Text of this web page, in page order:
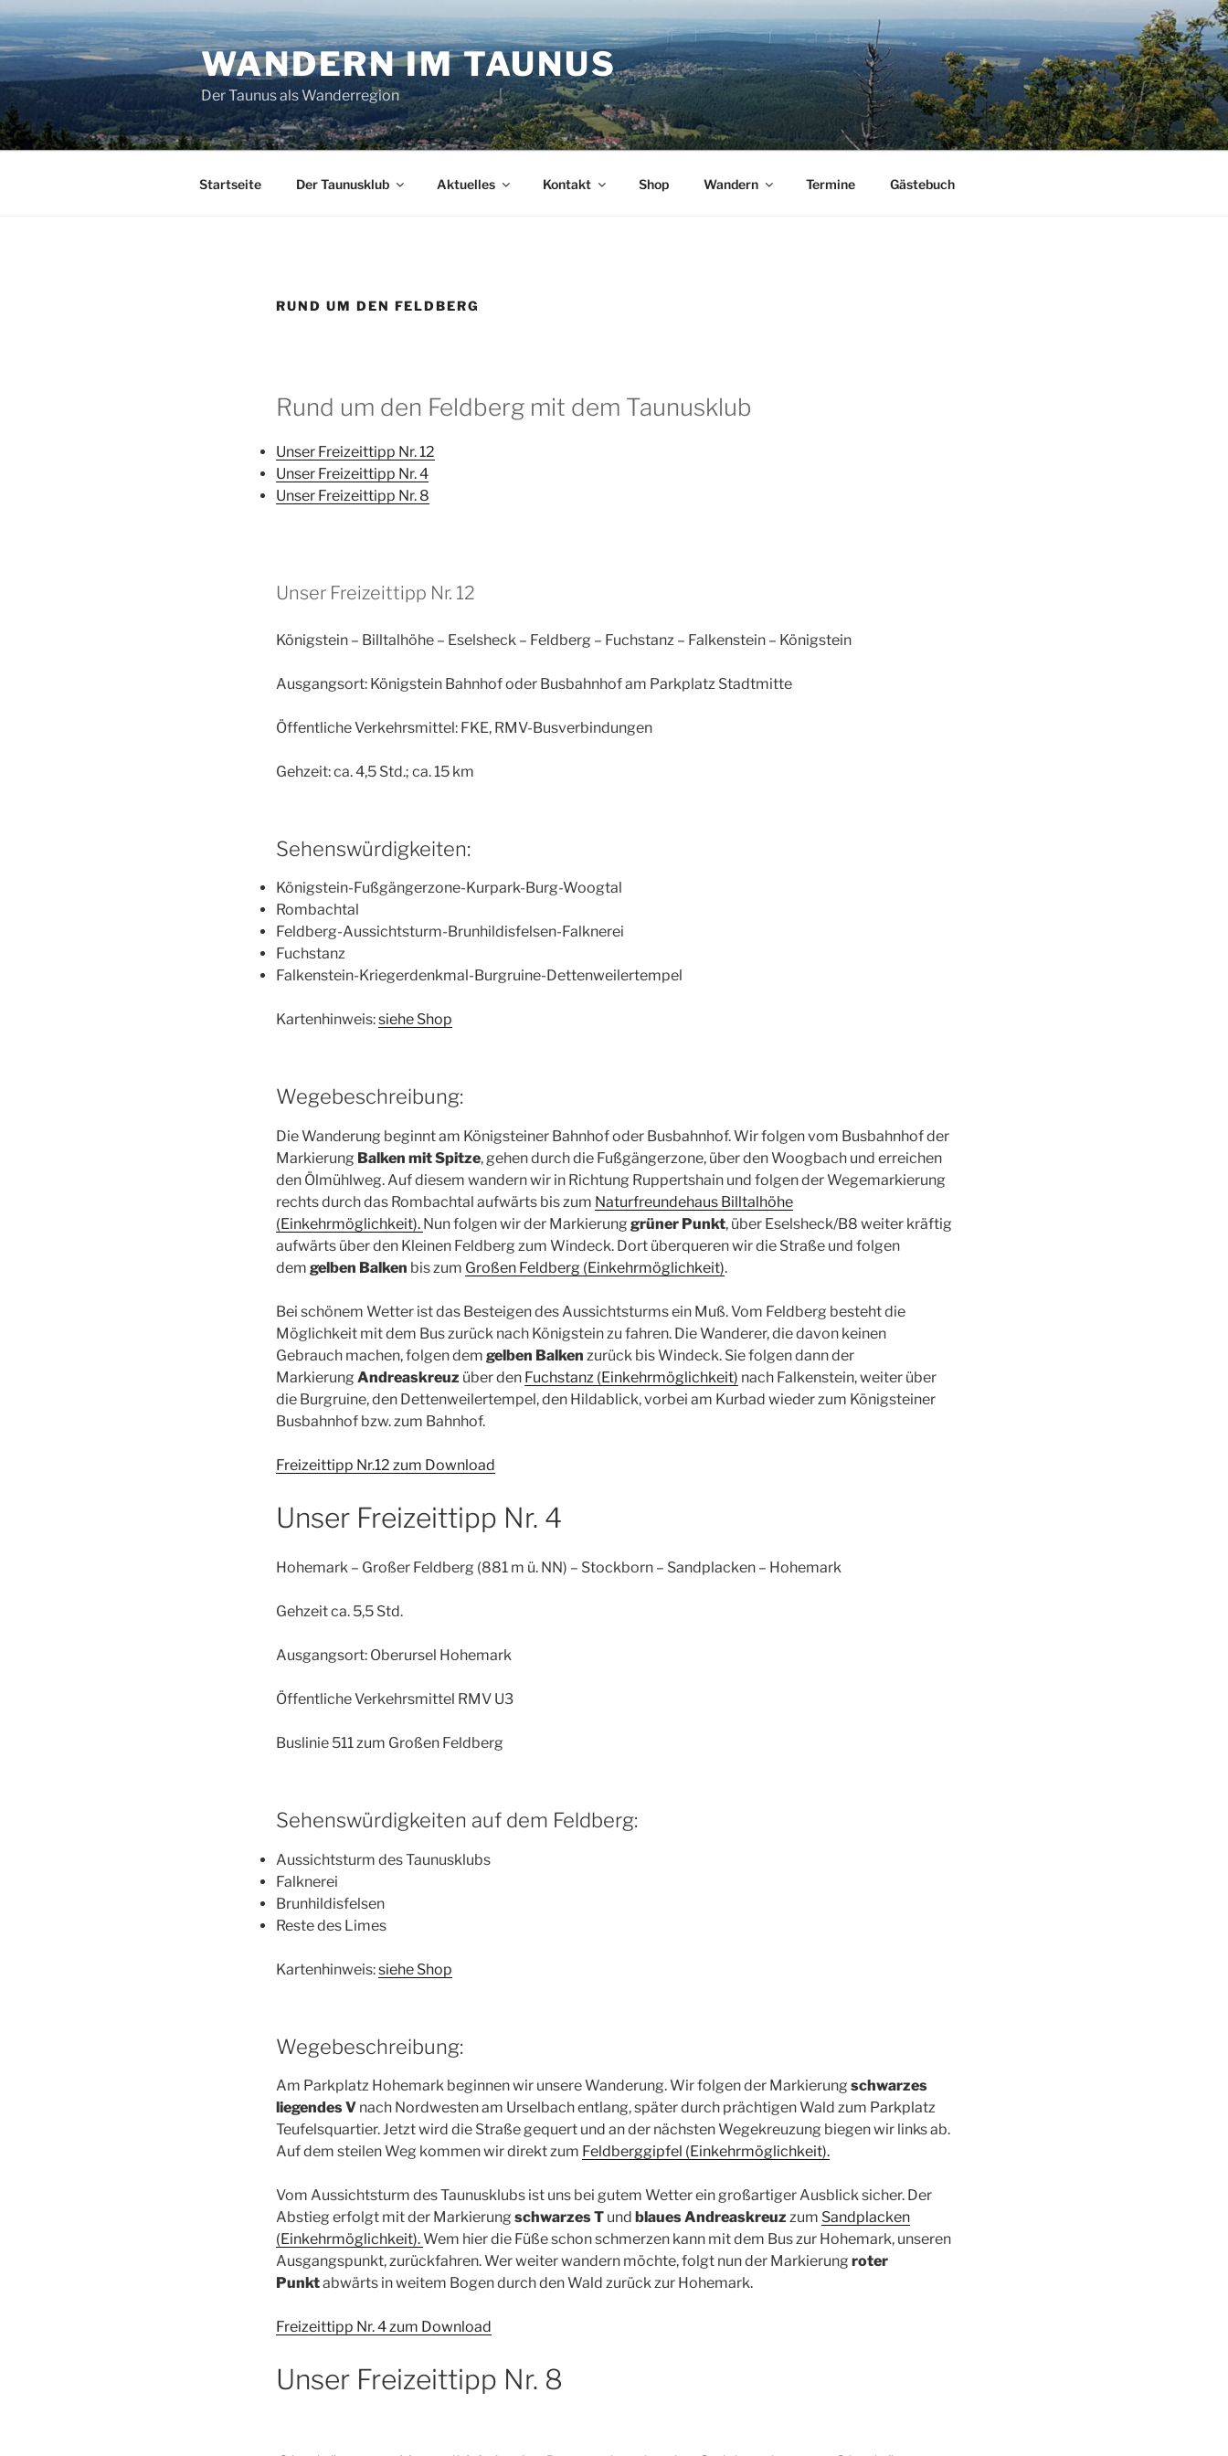
Zum
Inhalt
springen
WANDERN IM TAUNUS
Der Taunus als Wanderregion
Startseite Der Taunusklub Aktuelles Kontakt Shop Wandern Termine Gästebuch
RUND UM DEN FELDBERG
Rund um den Feldberg mit dem Taunusklub
Unser Freizeittipp Nr. 12
Unser Freizeittipp Nr. 4
Unser Freizeittipp Nr. 8
Unser Freizeittipp Nr. 12
Königstein – Billtalhöhe – Eselsheck – Feldberg – Fuchstanz – Falkenstein – Königstein
Ausgangsort: Königstein Bahnhof oder Busbahnhof am Parkplatz Stadtmitte
Öffentliche Verkehrsmittel: FKE, RMV-Busverbindungen
Gehzeit: ca. 4,5 Std.; ca. 15 km
Sehenswürdigkeiten:
Königstein-Fußgängerzone-Kurpark-Burg-Woogtal
Rombachtal
Feldberg-Aussichtsturm-Brunhildisfelsen-Falknerei
Fuchstanz
Falkenstein-Kriegerdenkmal-Burgruine-Dettenweilertempel
Kartenhinweis:siehe Shop
Wegebeschreibung:
Die Wanderung beginnt am Königsteiner Bahnhof oder Busbahnhof. Wir folgen vom Busbahnhof der
Markierung Balken mit Spitze, gehen durch die Fußgängerzone, über den Woogbach und erreichen
den Ölmühlweg. Auf diesem wandern wir in Richtung Ruppertshain und folgen der Wegemarkierung
rechts durch das Rombachtal aufwärts bis zum Naturfreundehaus Billtalhöhe
(Einkehrmöglichkeit). Nun folgen wir der Markierung grüner Punkt, über Eselsheck/B8 weiter kräftig
aufwärts über den Kleinen Feldberg zum Windeck. Dort überqueren wir die Straße und folgen
dem gelben Balken bis zum Großen Feldberg (Einkehrmöglichkeit).
Bei schönem Wetter ist das Besteigen des Aussichtsturms ein Muß. Vom Feldberg besteht die
Möglichkeit mit dem Bus zurück nach Königstein zu fahren. Die Wanderer, die davon keinen
Gebrauch machen, folgen dem gelben Balken zurück bis Windeck. Sie folgen dann der
Markierung Andreaskreuz über den Fuchstanz (Einkehrmöglichkeit) nach Falkenstein, weiter über
die Burgruine, den Dettenweilertempel, den Hildablick, vorbei am Kurbad wieder zum Königsteiner
Busbahnhof bzw. zum Bahnhof.
Freizeittipp Nr.12 zum Download
Unser Freizeittipp Nr. 4
Hohemark – Großer Feldberg (881 m ü. NN) – Stockborn – Sandplacken – Hohemark
Gehzeit ca. 5,5 Std.
Ausgangsort: Oberursel Hohemark
Öffentliche Verkehrsmittel RMV U3
Buslinie 511 zum Großen Feldberg
Sehenswürdigkeiten auf dem Feldberg:
Aussichtsturm des Taunusklubs
Falknerei
Brunhildisfelsen
Reste des Limes
Kartenhinweis:siehe Shop
Wegebeschreibung:
Am Parkplatz Hohemark beginnen wir unsere Wanderung. Wir folgen der Markierung schwarzes
liegendes V nach Nordwesten am Urselbach entlang, später durch prächtigen Wald zum Parkplatz
Teufelsquartier. Jetzt wird die Straße gequert und an der nächsten Wegekreuzung biegen wir links ab.
Auf dem steilen Weg kommen wir direkt zum Feldberggipfel (Einkehrmöglichkeit).
Vom Aussichtsturm des Taunusklubs ist uns bei gutem Wetter ein großartiger Ausblick sicher. Der
Abstieg erfolgt mit der Markierung schwarzes T und blaues Andreaskreuz zum Sandplacken
(Einkehrmöglichkeit).Wem hier die Füße schon schmerzen kann mit dem Bus zur Hohemark, unseren
Ausgangspunkt, zurückfahren. Wer weiter wandern möchte, folgt nun der Markierung roter
Punktabwärts in weitem Bogen durch den Wald zurück zur Hohemark.
Freizeittipp Nr. 4 zum Download
Unser Freizeittipp Nr. 8